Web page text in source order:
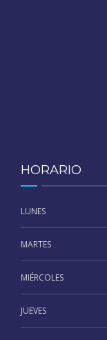
HORARIO
LUNES
MARTES
MIÉRCOLES
JUEVES